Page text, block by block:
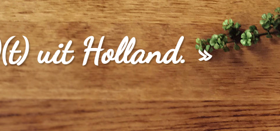
uit Holland. »